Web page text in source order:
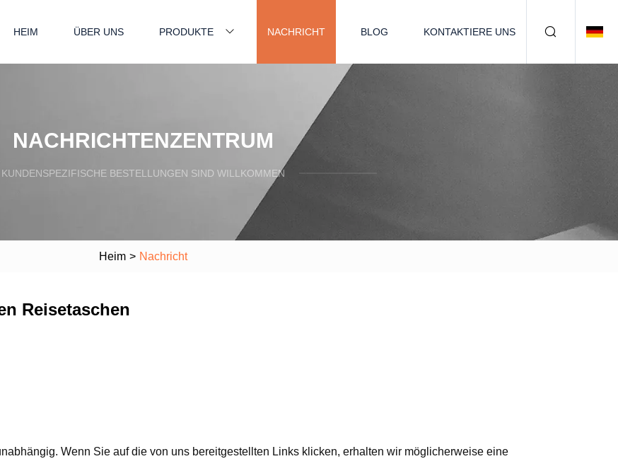
HEIM ÜBER UNS PRODUKTE NACHRICHT BLOG KONTAKTIERE UNS
NACHRICHTENZENTRUM
KUNDENSPEZIFISCHE BESTELLUNGEN SIND WILLKOMMEN
Heim > Nachricht
Reisetaschen
Wenn Sie auf die von uns bereitgestellten Links klicken, erhalten wir möglicherweise eine